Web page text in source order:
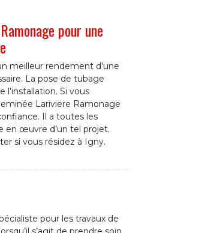
pour une
meilleur rendement d’une
La pose de tubage
Si vous
Lariviere Ramonage
Il a toutes les
en œuvre d’un tel projet.
si vous résidez à Igny.
pour les travaux de